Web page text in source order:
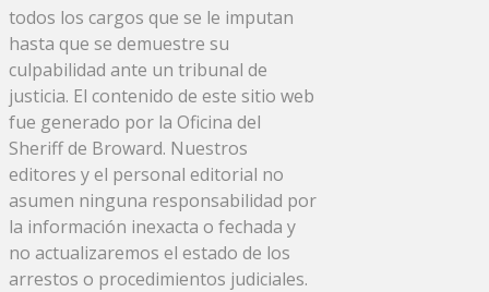
todos los cargos que se le imputan
hasta que se demuestre su
culpabilidad ante un tribunal de
justicia. El contenido de este sitio web
fue generado por la Oficina del
Sheriff de Broward. Nuestros
editores y el personal editorial no
asumen ninguna responsabilidad por
la información inexacta o fechada y
no actualizaremos el estado de los
arrestos o procedimientos judiciales.